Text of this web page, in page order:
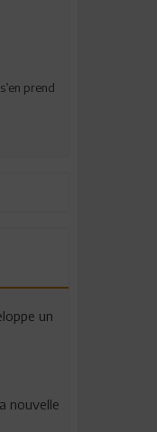
prend
un
nouvelle